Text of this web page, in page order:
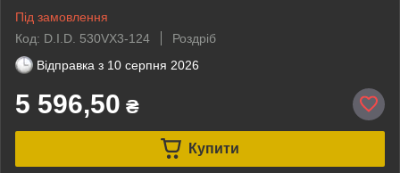
Під замовлення
Код: D.I.D. 530VX3-124
Роздріб
Відправка з 10 серпня 2026
5 596,50 ₴
Купити